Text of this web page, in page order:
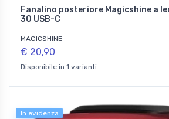
Fanalino posteriore Magicshine a
30 USB-C
MAGICSHINE
€ 20,90
Disponibile in 1 varianti
In evidenza